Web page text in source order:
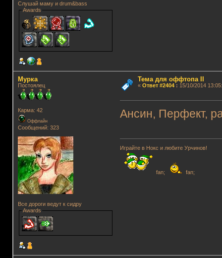
Слушай маму и drum&bass
Awards
Мурка
Постоялец
Карма: 42
Оффлайн
Сообщений: 323
Все дороги ведут к сидру
Awards
Тема для оффтопа II
« Ответ #2404: 15/10/2014
Ансин, Перфект,
Играйте в Нокс и любите Урчинов!
fan; fan;